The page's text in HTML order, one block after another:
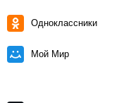
Одноклассники
Мой Мир